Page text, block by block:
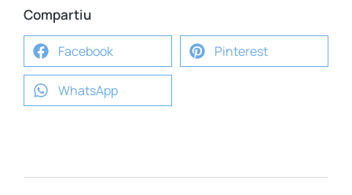
Compartiu
Facebook Pinterest
WhatsApp